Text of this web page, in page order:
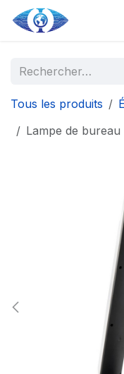
Aller au contenu
Se rendre au contenu
Tous les produits
Lampe de bureau